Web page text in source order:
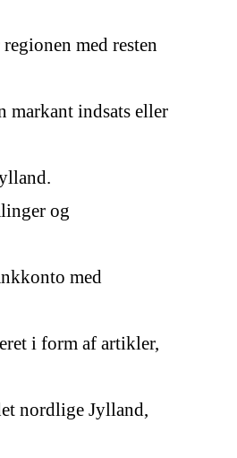
med resten
markant indsats eller
og
med
i form af artikler,
nordlige Jylland,